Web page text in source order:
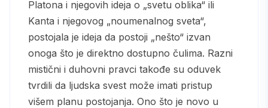
Platona i njegovih ideja o „svetu oblika“ ili
Kanta i njegovog „noumenalnog sveta“,
postojala je ideja da postoji „nešto“ izvan
onoga što je direktno dostupno čulima. Razni
mistični i duhovni pravci takođe su oduvek
tvrdili da ljudska svest može imati pristup
višem planu postojanja. Ono što je novo u